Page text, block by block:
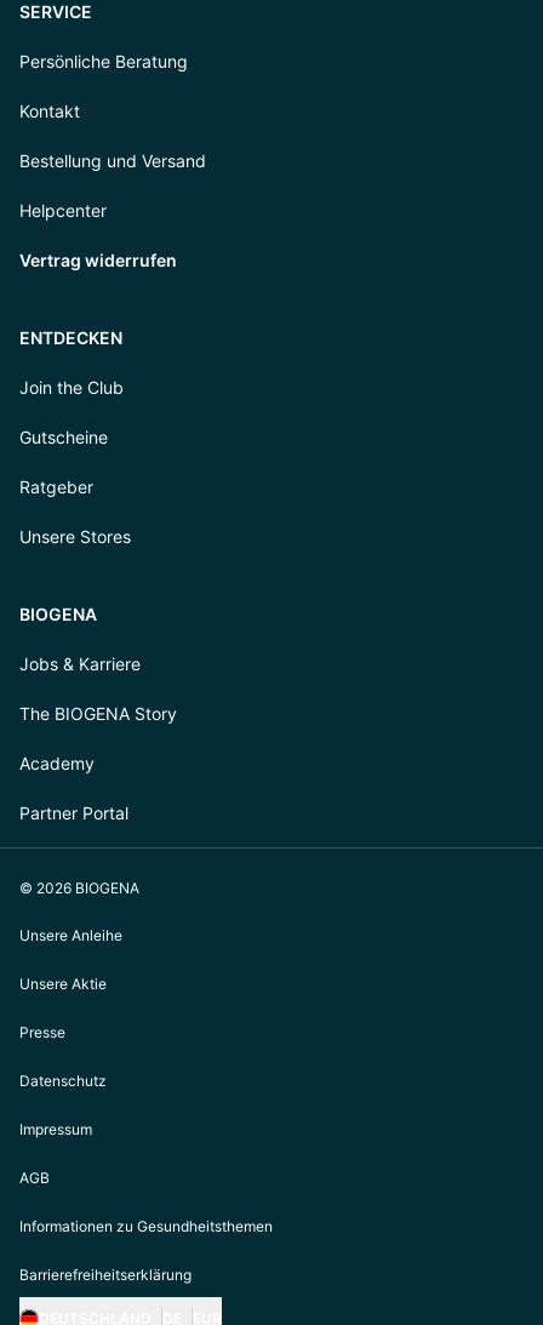
SERVICE
Persönliche Beratung
Kontakt
Bestellung und Versand
Helpcenter
Vertrag widerrufen
ENTDECKEN
Join the Club
Gutscheine
Ratgeber
Unsere Stores
BIOGENA
Jobs & Karriere
The BIOGENA Story
Academy
Partner Portal
© 2026 BIOGENA
Unsere Anleihe
Unsere Aktie
Presse
Datenschutz
Impressum
AGB
Informationen zu Gesundheitsthemen
Barrierefreiheitserklärung